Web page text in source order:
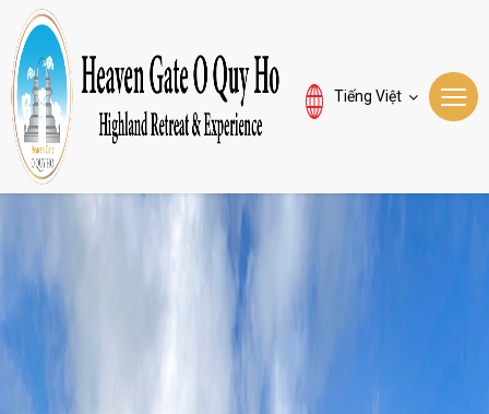
Tiếng Việt